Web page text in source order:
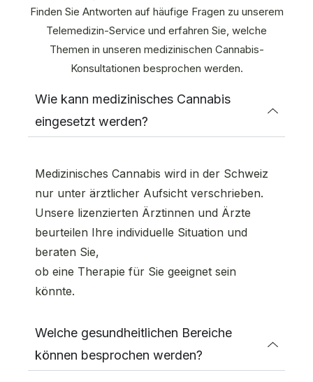
Finden Sie Antworten auf häufige Fragen zu unserem
Telemedizin-Service und erfahren Sie, welche
Themen in unseren medizinischen Cannabis-
Konsultationen besprochen werden.
Wie kann medizinisches Cannabis
eingesetzt werden?
Medizinisches Cannabis wird in der Schweiz
nur unter ärztlicher Aufsicht verschrieben.
Unsere lizenzierten Ärztinnen und Ärzte
beurteilen Ihre individuelle Situation und
beraten Sie,
ob eine Therapie für Sie geeignet sein
könnte.
Welche gesundheitlichen Bereiche
können besprochen werden?